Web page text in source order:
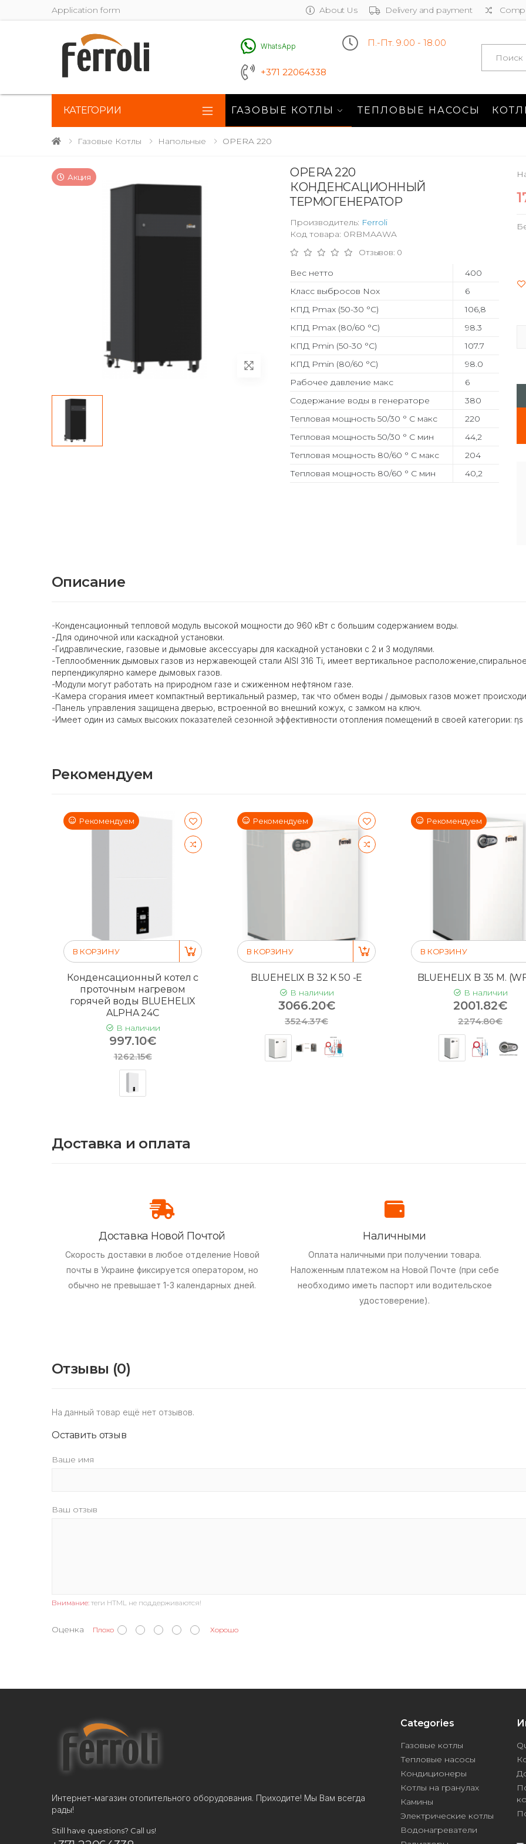
Application form About Us Delivery and payment
WhatsApp
+371 22064338
П.-Пт. 9.00 - 18.00 Search
КАТЕГОРИИ ГАЗОВЫЕ КОТЛЫ ТЕПЛОВЫЕ НАСОСЫ
Газовые Котлы Напольные OPERA 220
Акция
OPERA 220
КОНДЕНСАЦИОННЫЙ
ТЕРМОГЕНЕРАТОР
Производитель: Ferroli
Код товара: 0RBMAAWA
Отзывов: 0
Вес нетто
400
Класс выбросов Nox
6
КПД Pmax (50-30 °C)
106,8
КПД Pmax (80/60 °C)
98.3
КПД Pmin (50-30 °C)
107.7
КПД Pmin (80/60 °C)
98.0
Рабочее давление макс
6
Содержание воды в генераторе
380
Тепловая мощность 50/30 ° C макс
220
Тепловая мощность 50/30 ° C мин
44,2
Тепловая мощность 80/60 ° C макс
204
Тепловая мощность 80/60 ° C мин
40,2
Описание
-Конденсационный тепловой модуль высокой мощности до 960 кВт с большим содержанием воды.
-Для одиночной или каскадной установки.
-Гидравлические, газовые и дымовые аксессуары для каскадной установки с 2 и 3 модулями.
-Теплообменник дымовых газов из нержавеющей стали AISI 316 Ti, имеет вертикальное
перпендикулярно камере дымовых газов.
-Модули могут работать на природном газе и сжиженном нефтяном газе.
-Камера сгорания имеет компактный вертикальный размер, так что обмен воды / дымовых газов может
-Панель управления защищена дверью, встроенной во внешний кожух, с замком на ключ.
-Имеет один из самых высоких показателей сезонной эффективности отопления помещений в своей категории: ηs
Рекомендуем
Рекомендуем
В КОРЗИНУ
Конденсационный котел с
проточным нагревом
горячей воды BLUEHELIX
ALPHA 24C
В наличии
997.10€
1262.15€
Рекомендуем
В КОРЗИНУ
BLUEHELIX B 32 K 50 -E
В наличии
3066.20€
3524.37€
Рекомендуем
В КОРЗИНУ
BLUEHELIX B 35 M.
В наличии
2001.82€
2274.80€
Доставка и оплата
Доставка Новой Почтой
Скорость доставки в любое отделение Новой
почты в Украине фиксируется оператором, но
обычно не превышает 1-3 календарных дней.
Наличными
Оплата наличными при получении товара.
Наложенным платежом на Новой Почте (при себе
необходимо иметь паспорт или водительское
удостоверение).
Отзывы (0)
На данный товар ещё нет отзывов.
Оставить отзыв
Ваше имя
Ваш отзыв
Внимание: теги HTML не поддерживаются!
Оценка Плохо Хорошо
Интернет-магазин отопительного оборудования. Приходите! Мы Вам всегда
рады!
Still have questions? Call us!
Categories
Газовые котлы
Тепловые насосы
Кондиционеры
Котлы на гранулах
Камины
Электрические котлы
Водонагреватели